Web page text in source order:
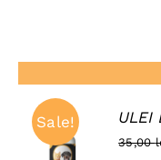
Sale!
DETAILS
ULEI
35,00